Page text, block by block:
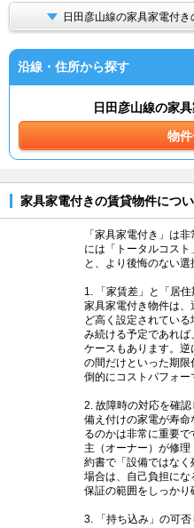
日田彦山線の家具家電付
沿線・住所から探す
日田彦山線の家
物
家具家電付きの賃貸物件につ
「家具家電付き」は
には「トータルコス
と、より後悔のない選
1. 「家賃差」と「居
家具家電付き物件は
ど高く設定されてい
み続ける予定であれ
ケースもあります。
の間だけといった期
倒的にコストパフォー
2. 故障時の対応を確認
備え付けの家電が寿
るのかは非常に重要
主（オーナー）が修
約書で「設備ではな
場合は、自己負担にな
保証の範囲をしっかり
3. 「持ち込み」の可否